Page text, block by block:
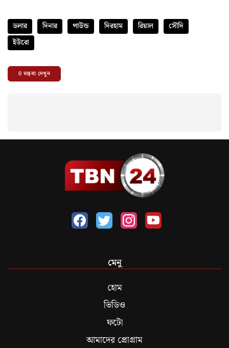
ডলার দিনার পাউন্ড দিরহাম রিয়াল
সৌদি
ইউরো
0মন্তব্য দেখুন
মেনু
হোম
ভিডিও
ফটো
আমাদের প্রোগ্রাম